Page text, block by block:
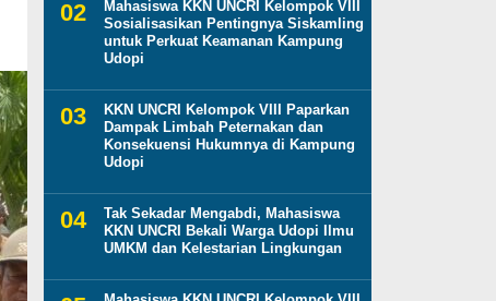
Mahasiswa KKN UNCRI Kelompok VIII
Sosialisasikan Pentingnya Siskamling
untuk Perkuat Keamanan Kampung
Udopi
KKN UNCRI Kelompok VIII Paparkan
Dampak Limbah Peternakan dan
Konsekuensi Hukumnya di Kampung
Udopi
Tak Sekadar Mengabdi, Mahasiswa
KKN UNCRI Bekali Warga Udopi Ilmu
UMKM dan Kelestarian Lingkungan